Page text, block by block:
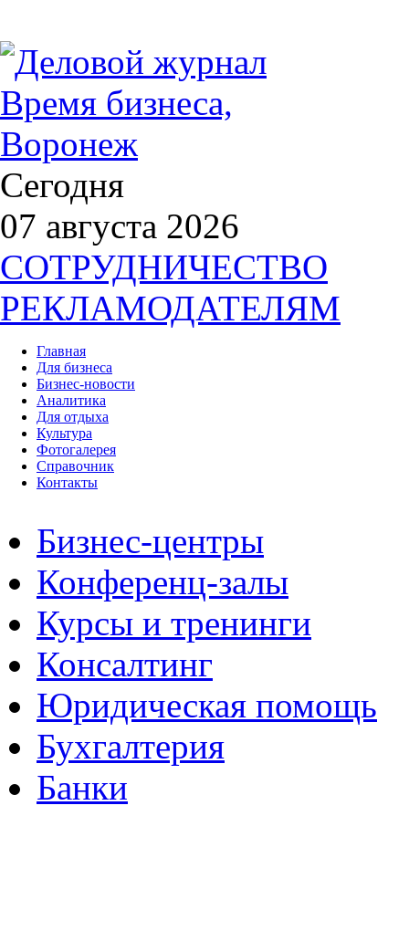
Сегодня
07 августа 2026
СОТРУДНИЧЕСТВО
РЕКЛАМОДАТЕЛЯМ
Главная
Для бизнеса
Бизнес-новости
Аналитика
Для отдыха
Культура
Фотогалерея
Справочник
Контакты
Бизнес-центры
Конференц-залы
Курсы и тренинги
Консалтинг
Юридическая помощь
Бухгалтерия
Банки